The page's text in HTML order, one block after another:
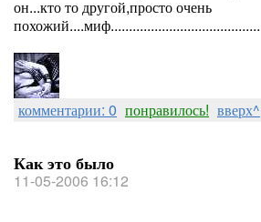
он...кто то другой,просто очень
комментарии: 0 понравилось! вверх^
Как это было
11-05-2006 16:12